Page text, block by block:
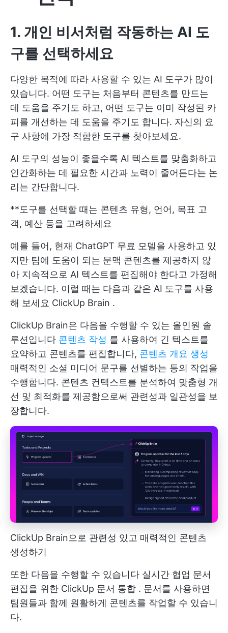
1. 개인 비서처럼 작동하는 AI 도
구를 선택하세요
다양한 목적에 따라 사용할 수 있는 AI 도구가 많이
있습니다. 어떤 도구는 처음부터 콘텐츠를 만드는
데 도움을 주기도 하고, 어떤 도구는 이미 작성된 카
피를 개선하는 데 도움을 주기도 합니다. 자신의 요
구 사항에 가장 적합한 도구를 찾아보세요.
AI 도구의 성능이 좋을수록 AI 텍스트를 맞춤화하고
인간화하는 데 필요한 시간과 노력이 줄어든다는 논
리는 간단합니다.
**도구를 선택할 때는 콘텐츠 유형, 언어, 목표 고
객, 예산 등을 고려하세요
예를 들어, 현재 ChatGPT 무료 모델을 사용하고 있
지만 팀에 도움이 되는 문맥 콘텐츠를 제공하지 않
아 지속적으로 AI 텍스트를 편집해야 한다고 가정해
보겠습니다. 이럴 때는 다음과 같은 AI 도구를 사용
해 보세요 ClickUp Brain .
ClickUp Brain은 다음을 수행할 수 있는 올인원 솔
루션입니다 콘텐츠 작성 를 사용하여 긴 텍스트를
요약하고 콘텐츠를 편집합니다, 콘텐츠 개요 생성
매력적인 소셜 미디어 문구를 선별하는 등의 작업을
수행합니다. 콘텐츠 컨텍스트를 분석하여 맞춤형 개
선 및 최적화를 제공함으로써 관련성과 일관성을 보
장합니다.
ClickUp Brain으로 관련성 있고 매력적인 콘텐츠
생성하기
또한 다음을 수행할 수 있습니다 실시간 협업 문서
편집을 위한 ClickUp 문서 통합 . 문서를 사용하면
팀원들과 함께 원활하게 콘텐츠를 작업할 수 있습니
다.